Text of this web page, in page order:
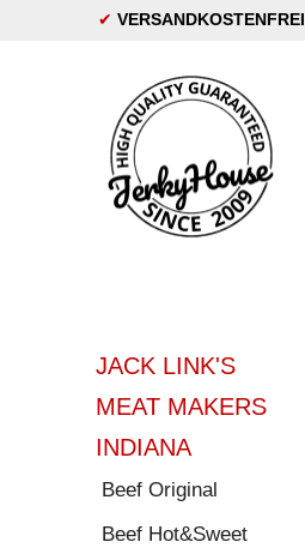
✔ VERSANDKOSTENFREI
JACK LINK'S
MEAT MAKERS
INDIANA
Beef Original
Beef Hot&Sweet